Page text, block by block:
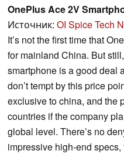
OnePlus Ace 2V
Источник: OI Spice Tech
It’s not the first time that
for mainland China. But
smartphone is a good deal
don’t tempt by this price
exclusive to china, and the
countries if the company
global level. There’s no
impressive high-end